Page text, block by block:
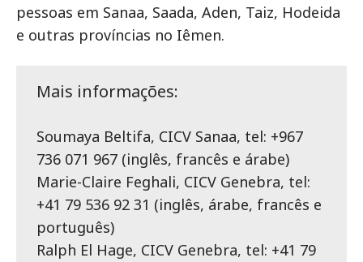
pessoas em Sanaa, Saada, Aden, Taiz, Hodeida
e outras províncias no Iêmen.
Mais informações:
Soumaya Beltifa, CICV Sanaa, tel: +967
736 071 967 (inglês, francês e árabe)
Marie-Claire Feghali, CICV Genebra, tel:
+41 79 536 92 31 (inglês, árabe, francês e
português)
Ralph El Hage, CICV Genebra, tel: +41 79